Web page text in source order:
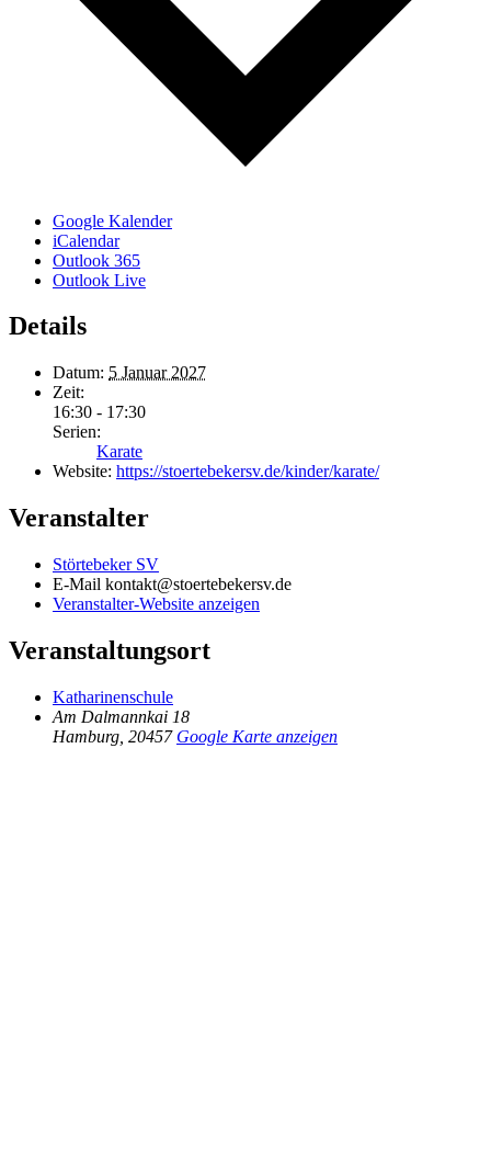
Google Kalender
iCalendar
Outlook 365
Outlook Live
Details
Datum: 5 Januar 2027
Zeit:
16:30 - 17:30
Serien:
Karate
Website: https://stoertebekersv.de/kinder/karate/
Veranstalter
Störtebeker SV
E-Mail kontakt@stoertebekersv.de
Veranstalter-Website anzeigen
Veranstaltungsort
Katharinenschule
Am Dalmannkai 18
Hamburg 20457 Google Karte anzeigen